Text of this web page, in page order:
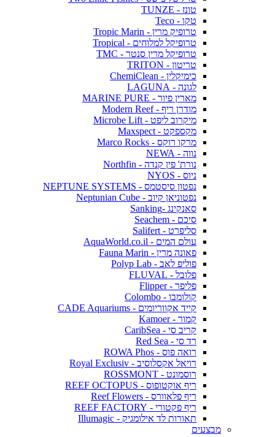
טונז - TUNZE
טקו - Teco
טרופיק מרין - Tropic Marin
טרופיקל למלוחים - Tropical
טרופיקל מרין סנטר - TMC
טריטון - TRITON
כימיקלין - ChemiClean
לגונה - LAGUNA
מארין פיור - MARINE PURE
מודרן ריף - Modern Reef
מיקרוב ליפט - Microbe Lift
מקספקט - Maxspect
מרקו רוקס - Marco Rocks
נווה - NEWA
נורת' פין קנדה - Northfin
ניוס - NYOS
נפטון סיסטמס - NEPTUNE SYSTEMS
נפטוניאן קיוב - Neptunian Cube
סאנקינג -Sanking
סיכם - Seachem
סליפרט - Salifert
עולם המים - AquaWorld.co.il
פאונה מרין - Fauna Marin
פוליפ לאב - Polyp Lab
פלובל - FLUVAL
פליפר - Flipper
קולומבו - Colombo
קייד אקווריומים - CADE Aquariums
קמור - Kamoer
קריב סי - CaribSea
רד סי - Red Sea
רואה פוס - ROWA Phos
רויאל אקסלוסיב - Royal Exclusiv
רוסמונט - ROSSMONT
ריף אוקטופוס - REEF OCTOPUS
ריף פלאוורס - Reef Flowers
ריף פקטורי - REEF FACTORY
תאורות לד אילומגיק - Illumagic
מבצעים